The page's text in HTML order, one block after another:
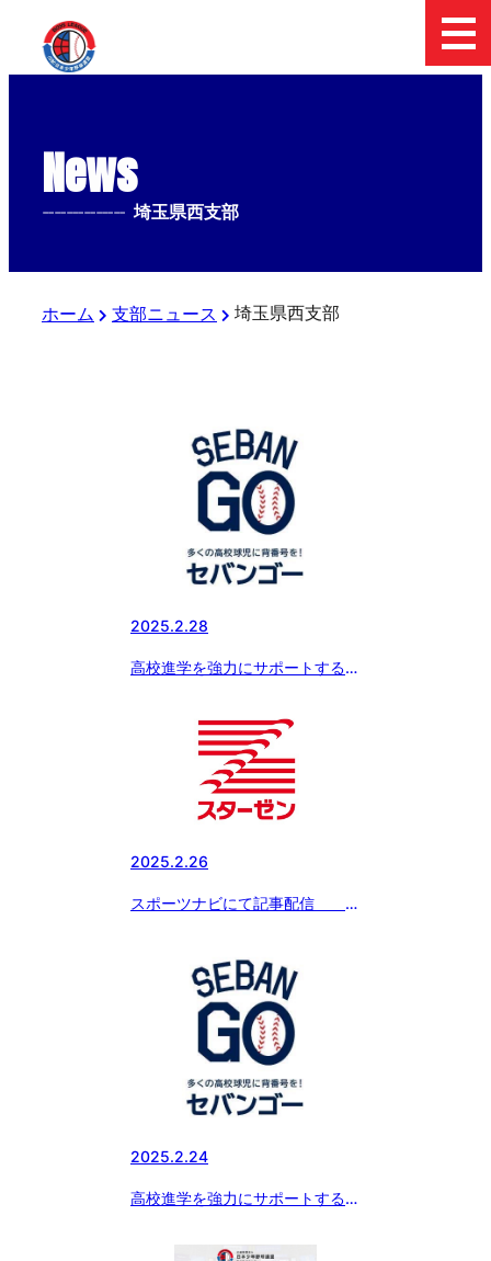
News
-------------- 埼玉県西支部
ホーム 支部ニュース 埼玉県西支部
2025.2.28
高校進学を強力にサポートする新
ゴー）に日本体育大学柏高等学校
野球部が新たに参加!!
2025.2.26
スポーツナビにて記事配信
冠スポンサー、スターゼン株式会
社・横田社長が 『ドナルド・マ
クドナルド・ハウス』を訪問。
読売ジャイアンツ・丸選手と対
2025.2.24
高校進学を強力にサポートする新
ゴー）に作新学院高 女子硬式野